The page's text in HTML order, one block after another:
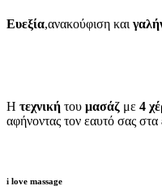
Ευεξία,ανακούφιση και
Η τεχνική του μασάζ με 4
αφήνοντας τον εαυτό σας στα
i love massage